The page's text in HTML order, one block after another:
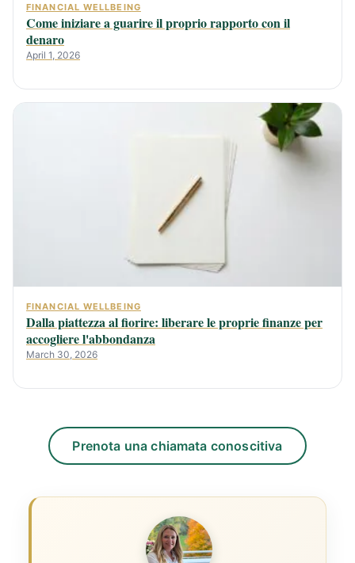
FINANCIAL WELLBEING
Come iniziare a guarire il proprio rapporto con il
denaro
April 1, 2026
FINANCIAL WELLBEING
Dalla piattezza al fiorire: liberare le proprie finanze per
accogliere l'abbondanza
March 30, 2026
Prenota una chiamata conoscitiva